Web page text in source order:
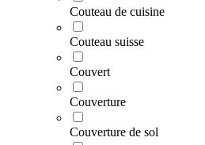
Couteau de cuisine
Couteau suisse
Couvert
Couverture
Couverture de sol